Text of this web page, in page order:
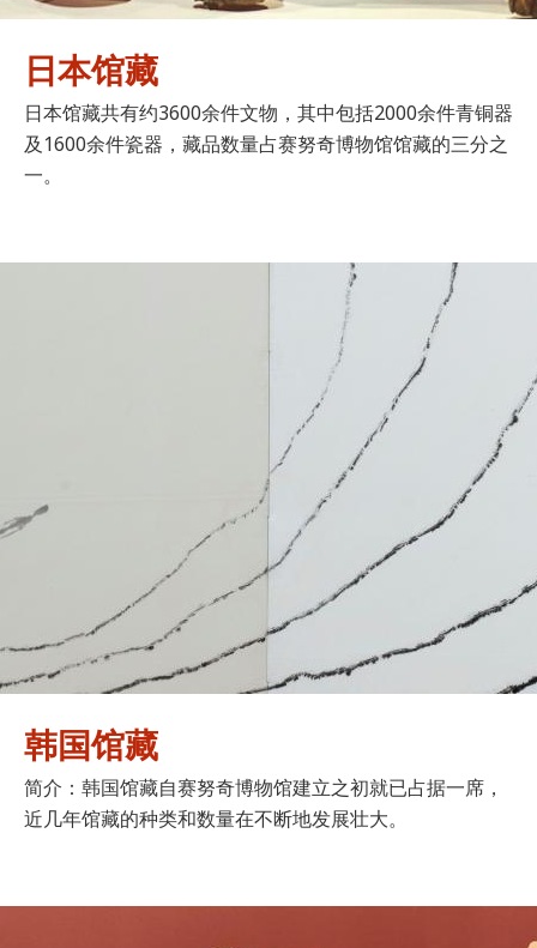
日本馆藏
日本馆藏共有约3600余件文物，其中包括2000余件青铜器
及1600余件瓷器，藏品数量占赛努奇博物馆馆藏的三分之
一。
韩国馆藏
简介：韩国馆藏自赛努奇博物馆建立之初就已占据一席，
近几年馆藏的种类和数量在不断地发展壮大。